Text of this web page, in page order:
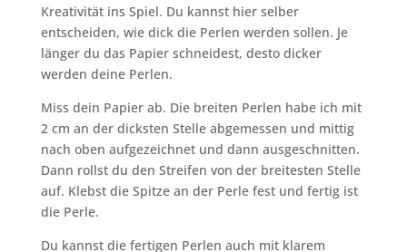
Kreativität ins Spiel. Du kannst hier selber
entscheiden, wie dick die Perlen werden sollen. Je
länger du das Papier schneidest, desto dicker
werden deine Perlen.
Miss dein Papier ab. Die breiten Perlen habe ich mit
2 cm an der dicksten Stelle abgemessen und mittig
nach oben aufgezeichnet und dann ausgeschnitten.
Dann rollst du den Streifen von der breitesten Stelle
auf. Klebst die Spitze an der Perle fest und fertig ist
die Perle.
Du kannst die fertigen Perlen auch mit klarem